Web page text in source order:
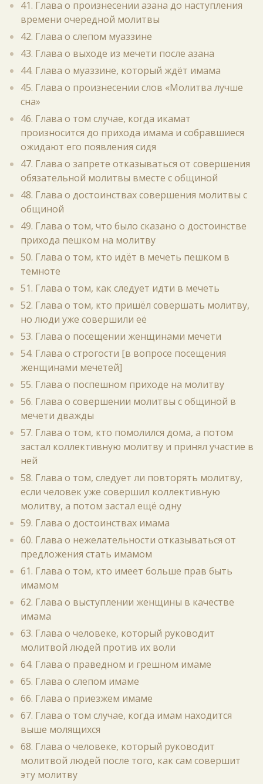
41. Глава о произнесении азана до наступления
времени очередной молитвы
42. Глава о слепом муаззине
43. Глава о выходе из мечети после азана
44. Глава о муаззине, который ждёт имама
45. Глава о произнесении слов «Молитва лучше
сна»
46. Глава о том случае, когда икамат
произносится до прихода имама и собравшиеся
ожидают его появления сидя
47. Глава о запрете отказываться от совершения
обязательной молитвы вместе с общиной
48. Глава о достоинствах совершения молитвы с
общиной
49. Глава о том, что было сказано о достоинстве
прихода пешком на молитву
50. Глава о том, кто идёт в мечеть пешком в
темноте
51. Глава о том, как следует идти в мечеть
52. Глава о том, кто пришёл совершать молитву,
но люди уже совершили её
53. Глава о посещении женщинами мечети
54. Глава о строгости [в вопросе посещения
женщинами мечетей]
55. Глава о поспешном приходе на молитву
56. Глава о совершении молитвы с общиной в
мечети дважды
57. Глава о том, кто помолился дома, а потом
застал коллективную молитву и принял участие в
ней
58. Глава о том, следует ли повторять молитву,
если человек уже совершил коллективную
молитву, а потом застал ещё одну
59. Глава о достоинствах имама
60. Глава о нежелательности отказываться от
предложения стать имамом
61. Глава о том, кто имеет больше прав быть
имамом
62. Глава о выступлении женщины в качестве
имама
63. Глава о человеке, который руководит
молитвой людей против их воли
64. Глава о праведном и грешном имаме
65. Глава о слепом имаме
66. Глава о приезжем имаме
67. Глава о том случае, когда имам находится
выше молящихся
68. Глава о человеке, который руководит
молитвой людей после того, как сам совершит
эту молитву